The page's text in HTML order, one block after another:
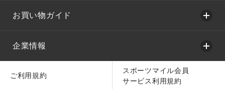
お買い物ガイド
企業情報
ご利用規約
スポーツマイル会員
サービス利用規約